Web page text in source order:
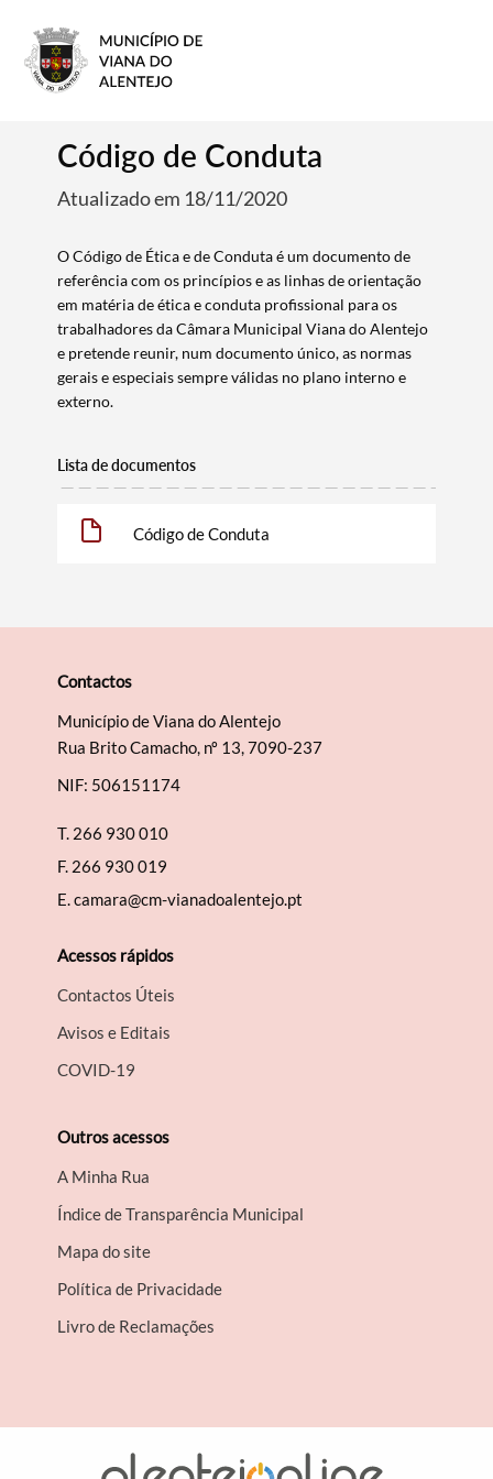
Termo de Pesquisa
Filtros
Código de Conduta
Atualizado em 18/11/2020
O Código de Ética e de Conduta é um documento de
referência com os princípios e as linhas de orientação
em matéria de ética e conduta profissional para os
trabalhadores da Câmara Municipal Viana do Alentejo
e pretende reunir, num documento único, as normas
gerais e especiais sempre válidas no plano interno e
externo.
Lista de documentos
Código de Conduta
Contactos
Município de Viana do Alentejo
Rua Brito Camacho, nº 13, 7090-237
NIF: 506151174
T. 266 930 010
F. 266 930 019
E.camara@cm-vianadoalentejo.pt
Acessos rápidos
Contactos Úteis
Avisos e Editais
COVID-19
Outros acessos
A Minha Rua
Índice de Transparência Municipal
Mapa do site
Política de Privacidade
Livro de Reclamações